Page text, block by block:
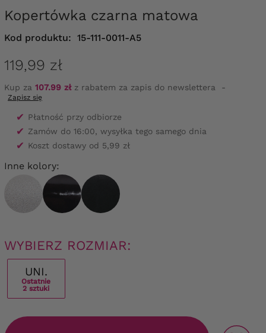
Kopertówka czarna matowa
Kod produktu: 15-111-0011-A5
119,99 zł
Kup za 107.99 złz rabatem za zapis do newslettera -
Zapisz się
✔ Płatność przy odbiorze
✔ Zamów do 16:00, wysyłka tego samego dnia
✔ Koszt dostawy od 5,99 zł
Inne kolory:
WYBIERZ ROZMIAR:
UNI.
Ostatnie
2 sztuki